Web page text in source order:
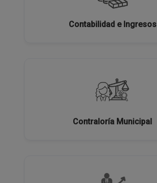
Contabilidad e Ingresos
Contraloría Municipal